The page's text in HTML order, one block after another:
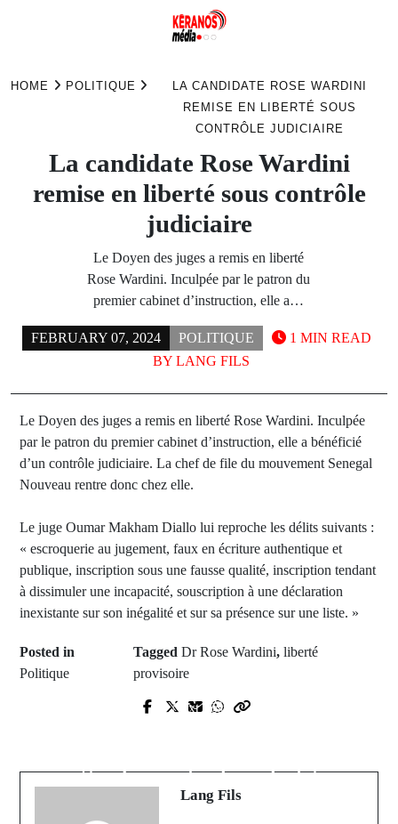
HOME POLITIQUE
LA CANDIDATE ROSE WARDINI
REMISE EN LIBERTÉ SOUS
CONTRÔLE JUDICIAIRE
La candidate Rose Wardini
remise en liberté sous contrôle
judiciaire
Le Doyen des juges a remis en liberté
Rose Wardini. Inculpée par le patron du
premier cabinet d’instruction, elle a…
FEBRUARY 07, 2024
POLITIQUE
BY LANG FILS
1 MIN READ
Le Doyen des juges a remis en liberté Rose Wardini. Inculpée
par le patron du premier cabinet d’instruction, elle a bénéficié
d’un contrôle judiciaire. La chef de file du mouvement Senegal
Nouveau rentre donc chez elle.
Le juge Oumar Makham Diallo lui reproche les délits suivants :
« escroquerie au jugement, faux en écriture authentique et
publique, inscription sous une fausse qualité, inscription tendant
à dissimuler une incapacité, souscription à une déclaration
inexistante sur son inégalité et sur sa présence sur une liste. »
Posted in
Politique
Tagged Dr Rose Wardini, liberté
provisoire
Prev Post
‘’renforcée et indépendante’
Next Post
ampleur’’
Lang Fils